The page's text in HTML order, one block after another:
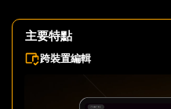
主要特點
跨裝置編輯